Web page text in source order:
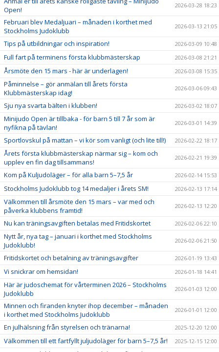
Open!
2026-03-28 18:23
Februari blev Medaljuari – månaden i korthet med
Stockholms Judoklubb
2026-03-13 21:05
Tips på utbildningar och inspiration! 2026-03-09 10:48
Full fart på terminens första klubbmästerskap 2026-03-08 21:21
Årsmöte den 15 mars - här är underlagen! 2026-03-08 15:35
Påminnelse – gör anmälan till årets första
Klubbmästerskap idag!
2026-03-06 09:43
Sju nya svarta bälten i klubben! 2026-03-02 18:07
Minijudo Open är tillbaka - för barn 5 till 7 år som är
nyfikna på tävlan!
2026-03-01 14:39
Sportlovskul på mattan – vi kör som vanligt (och lite till!) 2026-02-22 18:17
Årets första klubbmästerskap närmar sig – kom och
upplev en fin dag tillsammans!
2026-02-21 19:39
Kom på Kuljudoläger – för alla barn 5–7,5 år 2026-02-14 15:53
Stockholms Judoklubb tog 14 medaljer i årets SM! 2026-02-13 17:14
Välkommen till årsmöte den 15 mars – var med och
påverka klubbens framtid!
2026-02-13 12:20
Nu kan träningsavgiften betalas med Fritidskortet 2026-02-06 22:10
Nytt år, nya tag – januari i korthet med Stockholms
Judoklubb!
2026-02-06 21:50
Fritidskortet och betalning av träningsavgifter 2026-01-19 13:43
Vi snickrar om hemsidan! 2026-01-18 14:41
Här är judoschemat för vårterminen 2026 – Stockholms
Judoklubb
2026-01-03 12:00
Minnen och firanden knyter ihop december – månaden
i korthet med Stockholms Judoklubb
2026-01-01 12:00
En julhälsning från styrelsen och tränarna! 2025-12-20 12:00
Välkommen till ett fartfyllt juljudoläger för barn 5–7,5 år! 2025-12-15 12:00